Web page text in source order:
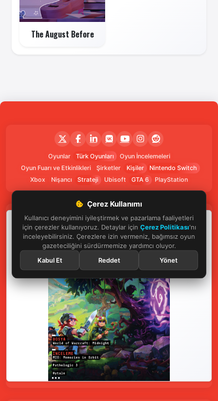
Çerez Kullanımı
Kullanıcı deneyimini iyileştirmek ve pazarlama faaliyetleri
için çerezler kullanıyoruz. Detaylar için Çerez Politikası'nı
inceleyebilirsiniz. Çerezlere izin vermeniz, bağımsız oyun
gazeteciliğini sürdürmemize yardımcı oluyor.
Kabul Et
Reddet Yönet
The August Before
Oyunlar Türk Oyunları
Oyun İncelemeleri
Oyun Fuarı ve Etkinlikleri
Şirketler Kişiler
Nintendo Switch
Xbox
Nişancı Strateji Ubisoft GTA 6 PlayStation